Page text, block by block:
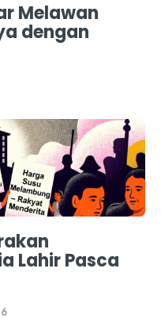
Melawan
dengan
Lahir Pasca